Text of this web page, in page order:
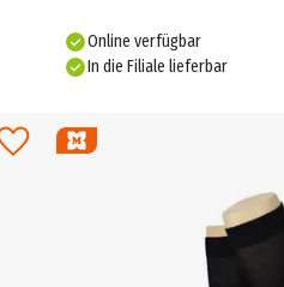
Online verfügbar
In die Filiale lieferbar